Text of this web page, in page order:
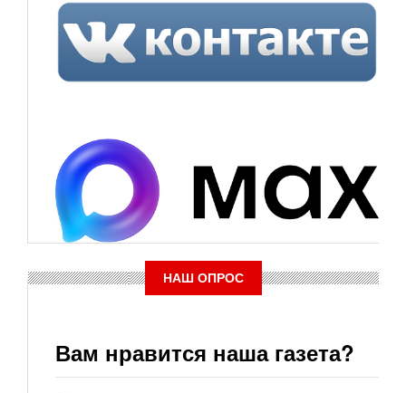
НАШ ОПРОС
Вам нравится наша газета?